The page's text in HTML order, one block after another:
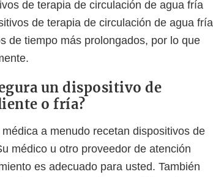
de terapia de circulación de agua fría
de terapia de circulación de agua fría
de tiempo más prolongados, por lo que
un dispositivo de
o fría?
a menudo recetan dispositivos de
médico u otro proveedor de atención
es adecuado para usted. También